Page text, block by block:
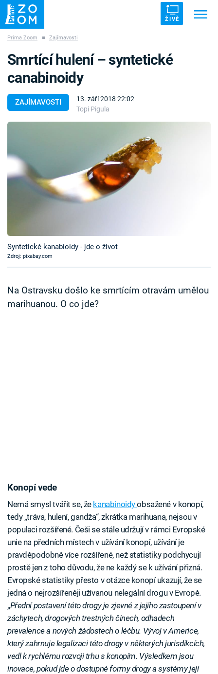
ŽIVĚ
ZÁHADY VETŘELCI DÁVNOVĚKU
Témata
Pořady
TV Program
Sledujte prima+
Prima Zoom ■ Zajímavosti
ZAJÍMAVOSTI
13. září 2018 22:02
Topi Pigula
Smrtící hulení – syntetické
canabinoidy
Syntetické kanabioidy - jde o život
Zdroj: pixabay.com
Na Ostravsku došlo ke smrtícím otravám umělou
marihuanou. O co jde?
Konopí vede
Nemá smysl tvářit se, že kanabinoidyobsažené v konopí,
tedy „tráva, hulení, gandža“, zkrátka marihuana, nejsou v
populaci rozšířené. Češi se stále udržují v rámci Evropské
unie na předních místech v užívání konopí, užívání je
pravděpodobně více rozšířené, než statistiky podchycují
prostě jen z toho důvodu, že ne každý se k užívání přizná.
Evropské statistiky přesto v otázce konopí ukazují, že se
jedná o nejrozšířeněji užívanou nelegální drogu v Evropě.
„Přední postavení této drogy je zjevné z jejího zastoupení v
záchytech, drogových trestných činech, odhadech
prevalence a nových žádostech o léčbu. Vývoj v Americe,
který zahrnuje legalizaci této drogy v některých jurisdikcích,
vedl k rychlému rozvoji trhu s konopím. Výsledkem jsou
inovace, pokud jde o dostupné formy drogy a systémy její